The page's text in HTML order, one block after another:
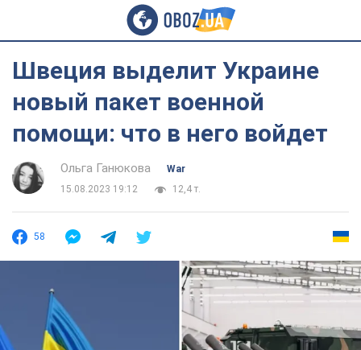
Швеция выделит Украине
новый пакет военной
помощи: что в него войдет
Ольга Ганюкова
War
15.08.2023 19:12
12,4 т.
58